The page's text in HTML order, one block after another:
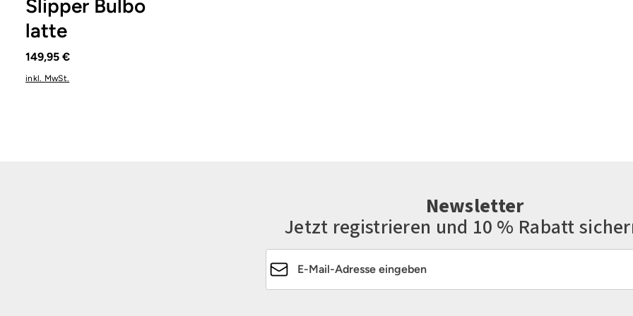
Slipper Bulbo
latte
149,95 €
inkl. MwSt.
Newsletter
Jetzt registrieren und 10 % Rabatt